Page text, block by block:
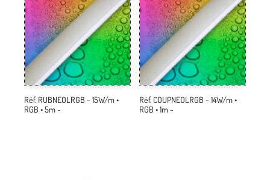
Réf. RUBNEOLRGB ~ 15W/m •
RGB • 5m ~
Réf. COUPNEOLRGB ~ 14W/m •
RGB • 1m ~